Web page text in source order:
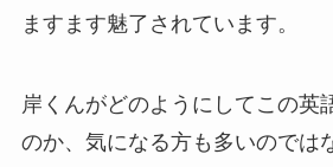
ますます魅了されています。
岸くんがどのようにしてこの英
のか、気になる方も多いのでは